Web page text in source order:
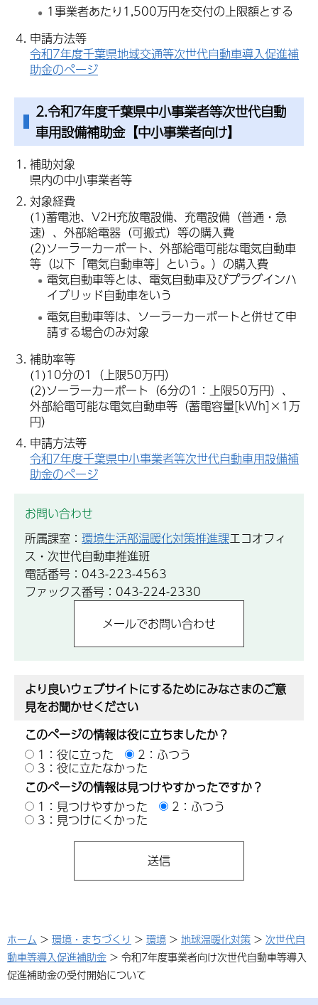
1事業者あたり1,500万円を交付の上限額とする
申請方法等
令和7年度千葉県地域交通等次世代自動車導入促進補
助金のページ
2.令和7年度千葉県中小事業者等次世代自動
車用設備補助金【中小事業者向け】
補助対象
県内の中小事業者等
対象経費
(1)蓄電池、V2H充放電設備、充電設備（普通・急
速）、外部給電器（可搬式）等の購入費
(2)ソーラーカーポート、外部給電可能な電気自動車
等（以下「電気自動車等」という。）の購入費
電気自動車等とは、電気自動車及びプラグインハ
イブリッド自動車をいう
電気自動車等は、ソーラーカーポートと併せて申
請する場合のみ対象
補助率等
(1)10分の1（上限50万円）
(2)ソーラーカーポート（6分の1：上限50万円）、
外部給電可能な電気自動車等（蓄電容量[kWh]×1万
円）
申請方法等
令和7年度千葉県中小事業者等次世代自動車用設備補
助金のページ
お問い合わせ
所属課室： 環境生活部温暖化対策推進課エコオフィ
ス・次世代自動車推進班
電話番号：043-223-4563
ファックス番号：043-224-2330
より良いウェブサイトにするためにみなさまのご意
見をお聞かせください
このページの情報は役に立ちましたか？
1：役に立った
2：ふつう
3：役に立たなかった
このページの情報は見つけやすかったですか？
1：見つけやすかった
2：ふつう
3：見つけにくかった
ホーム > 環境・まちづくり > 環境 > 地球温暖化対策 > 次世代自
動車等導入促進補助金 > 令和7年度事業者向け次世代自動車等導入
促進補助金の受付開始について